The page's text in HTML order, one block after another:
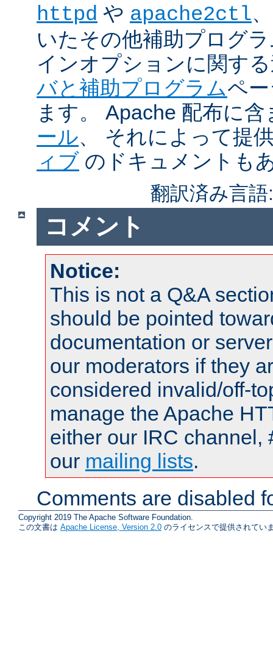
httpd や apache2ctl
いたその他補助プログ
インオプションに関す
バと補助プログラムペ
ます。 Apache 配布に
ール、 それによって提
ィブ のドキュメントも
翻訳済み言
コメント
Notice:
This is not a Q&A
should be pointed
documentation or
our moderators if they
considered invalid/off-
manage the Apache
either our IRC channel,
our mailing lists.
Comments are disabled
Copyright 2019 The Apache Software Foundation.
この文書は Apache License, Version 2.0 のライセンスで提供されてい